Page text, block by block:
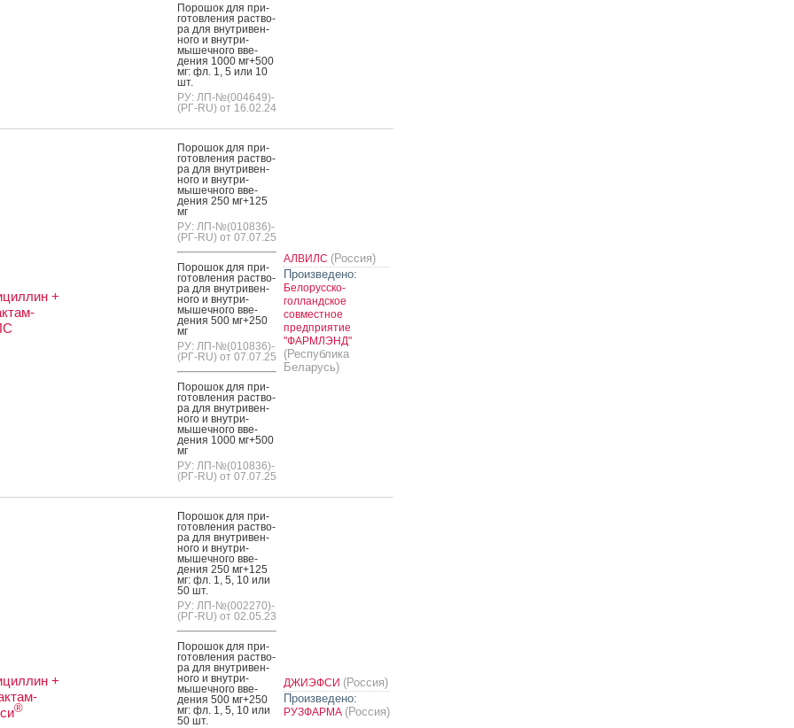
По­рошок для при­
готов­ле­ния рас­тво­
ра для внут­ри­вен­
но­го и внут­ри­
мышеч­но­го вве­
дения 1000 мг+500
мг: фл. 1, 5 или 10
шт.
РУ: ЛП-№(004649)-
(РГ-RU) от 16.02.24
+
По­рошок для при­
готов­ле­ния рас­тво­
ра для внут­ри­вен­
но­го и внут­ри­
мышеч­но­го вве­
дения 250 мг+125
мг
РУ: ЛП-№(010836)-
(РГ-RU) от 07.07.25
По­рошок для при­
готов­ле­ния рас­тво­
ра для внут­ри­вен­
но­го и внут­ри­
мышеч­но­го вве­
дения 500 мг+250
мг
РУ: ЛП-№(010836)-
(РГ-RU) от 07.07.25
По­рошок для при­
готов­ле­ния рас­тво­
ра для внут­ри­вен­
но­го и внут­ри­
мышеч­но­го вве­
дения 1000 мг+500
мг
РУ: ЛП-№(010836)-
(РГ-RU) от 07.07.25
АЛВИЛС (Россия)
Произведено:
Белорусско-
голландское
совместное
предприятие
"ФАРМЛЭНД"
(Республика
Беларусь)
+
®
По­рошок для при­
готов­ле­ния рас­тво­
ра для внут­ри­вен­
но­го и внут­ри­
мышеч­но­го вве­
дения 250 мг+125
мг: фл. 1, 5, 10 или
50 шт.
РУ: ЛП-№(002270)-
(РГ-RU) от 02.05.23
По­рошок для при­
готов­ле­ния рас­тво­
ра для внут­ри­вен­
но­го и внут­ри­
мышеч­но­го вве­
дения 500 мг+250
мг: фл. 1, 5, 10 или
50 шт.
ДЖИЭФСИ (Россия)
Произведено:
РУЗФАРМА (Россия)